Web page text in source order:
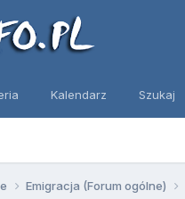
Kalendarz Szukaj
Emigracja (Forum ogólne)